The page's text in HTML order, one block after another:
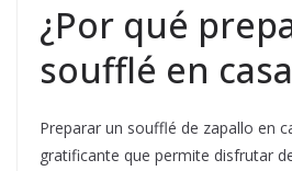
¿Por qué
soufflé en
Preparar un soufflé de zapallo en
gratificante que permite disfrutar